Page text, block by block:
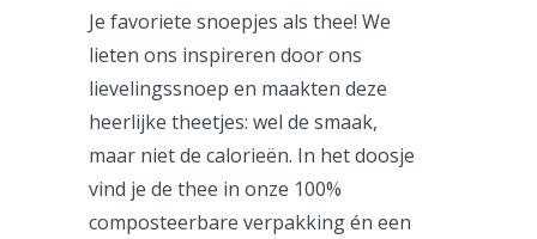
Je favoriete snoepjes als thee! We
lieten ons inspireren door ons
lievelingssnoep en maakten deze
heerlijke theetjes: wel de smaak,
maar niet de calorieën. In het doosje
vind je de thee in onze 100%
composteerbare verpakking én een